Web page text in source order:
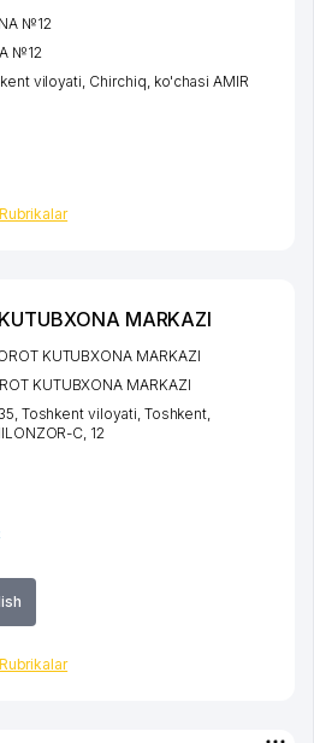
№12
№12
viloyati Chirchiq ko'chasi AMIR
MARKAZI
KUTUBXONA MARKAZI
KUTUBXONA MARKAZI
Toshkent viloyati Toshkent
C , 12